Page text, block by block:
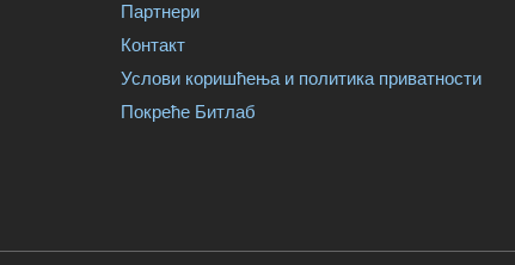
Партнери
Контакт
Услови коришћења и политика приватности
Покреће Битлаб